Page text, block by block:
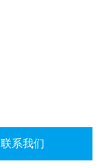
联系我们